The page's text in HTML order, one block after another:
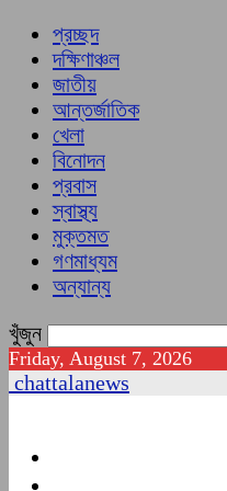
প্রচ্ছদ
দক্ষিণাঞ্চল
জাতীয়
আন্তর্জাতিক
খেলা
বিনোদন
প্রবাস
স্বাস্থ্য
মুক্তমত
গণমাধ্যম
অন্যান্য
খুঁজুন
Friday, August 7, 2026
chattalanews